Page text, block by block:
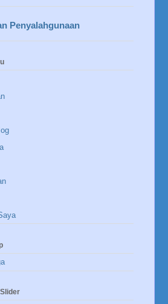
Penyalahgunaan